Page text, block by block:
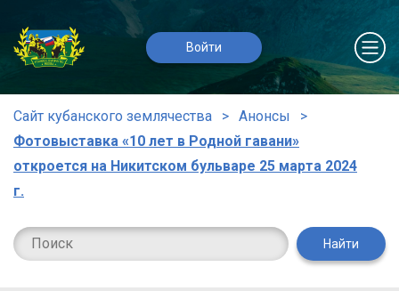
Войти
Сайт кубанского землячества
Анонсы
Фотовыставка «10 лет в Родной гавани»
откроется на Никитском бульваре 25 марта 2024
г.
Найти